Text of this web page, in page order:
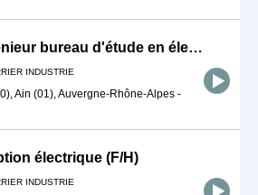
Technicien - ingénieur bureau d'étude en électricité industrielle F/H
INDUSTRIE
Ain (01), Auvergne-Rhône-Alpes -
électrique (F/H)
INDUSTRIE